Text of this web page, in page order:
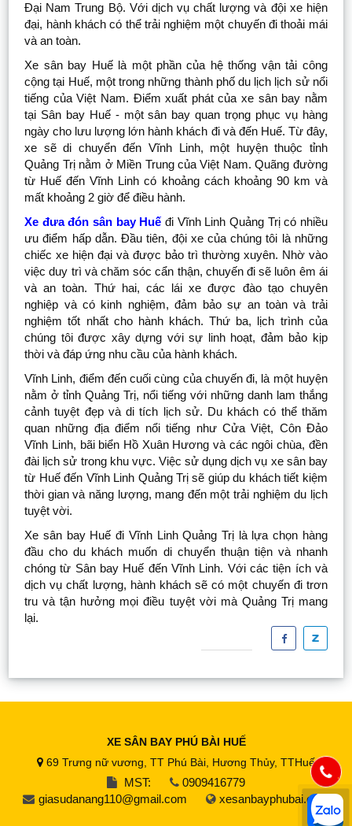
Đại Nam Trung Bộ. Với dịch vụ chất lượng và đội xe hiện
đại, hành khách có thể trải nghiệm một chuyến đi thoải mái
và an toàn.
Xe sân bay Huế là một phần của hệ thống vận tải công
cộng tại Huế, một trong những thành phố du lịch lịch sử nổi
tiếng của Việt Nam. Điểm xuất phát của xe sân bay nằm
tại Sân bay Huế - một sân bay quan trọng phục vụ hàng
ngày cho lưu lượng lớn hành khách đi và đến Huế. Từ đây,
xe sẽ di chuyển đến Vĩnh Linh, một huyện thuộc tỉnh
Quảng Trị nằm ở Miền Trung của Việt Nam. Quãng đường
từ Huế đến Vĩnh Linh có khoảng cách khoảng 90 km và
mất khoảng 2 giờ để điều hành.
Xe đưa đón sân bay Huế đi Vĩnh Linh Quảng Trị có nhiều
ưu điểm hấp dẫn. Đầu tiên, đội xe của chúng tôi là những
chiếc xe hiện đại và được bảo trì thường xuyên. Nhờ vào
việc duy trì và chăm sóc cẩn thận, chuyến đi sẽ luôn êm ái
và an toàn. Thứ hai, các lái xe được đào tạo chuyên
nghiệp và có kinh nghiệm, đảm bảo sự an toàn và trải
nghiệm tốt nhất cho hành khách. Thứ ba, lịch trình của
chúng tôi được xây dựng với sự linh hoạt, đảm bảo kịp
thời và đáp ứng nhu cầu của hành khách.
Vĩnh Linh, điểm đến cuối cùng của chuyến đi, là một huyện
nằm ở tỉnh Quảng Trị, nổi tiếng với những danh lam thắng
cảnh tuyệt đẹp và di tích lịch sử. Du khách có thể thăm
quan những địa điểm nổi tiếng như Cửa Việt, Côn Đảo
Vĩnh Linh, bãi biển Hồ Xuân Hương và các ngôi chùa, đền
đài lịch sử trong khu vực. Việc sử dụng dịch vụ xe sân bay
từ Huế đến Vĩnh Linh Quảng Trị sẽ giúp du khách tiết kiệm
thời gian và năng lượng, mang đến một trải nghiệm du lịch
tuyệt vời.
Xe sân bay Huế đi Vĩnh Linh Quảng Trị là lựa chọn hàng
đầu cho du khách muốn di chuyển thuận tiện và nhanh
chóng từ Sân bay Huế đến Vĩnh Linh. Với các tiện ích và
dịch vụ chất lượng, hành khách sẽ có một chuyến đi trơn
tru và tận hưởng mọi điều tuyệt vời mà Quảng Trị mang
lại.
XE SÂN BAY PHÚ BÀI HUẾ
69 Trưng nữ vương, TT Phú Bài, Hương Thủy, TTHuế
MST:
0909416779
giasudanang110@gmail.com
xesanbayphubai.com